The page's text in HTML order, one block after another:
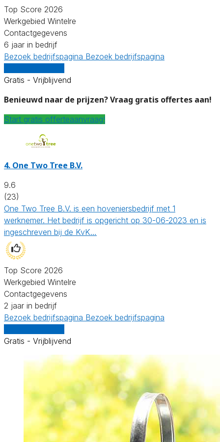
Top Score 2026
Werkgebied Wintelre
Contactgegevens
6 jaar in bedrijf
Bezoek bedrijfspagina Bezoek bedrijfspagina
Gratis - Vrijblijvend
Benieuwd naar de prijzen? Vraag gratis offertes aan!
Start gratis offerteaanvraag!
4. One Two Tree B.V.
9.6
(23)
One Two Tree B.V. is een hoveniersbedrijf met 1
werknemer. Het bedrijf is opgericht op 30-06-2023 en is
ingeschreven bij de KvK…
Top Score 2026
Werkgebied Wintelre
Contactgegevens
2 jaar in bedrijf
Bezoek bedrijfspagina Bezoek bedrijfspagina
Gratis - Vrijblijvend